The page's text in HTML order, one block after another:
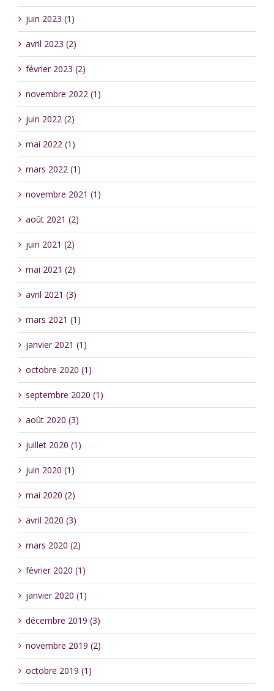
juin 2023 (1)
avril 2023 (2)
février 2023 (2)
novembre 2022 (1)
juin 2022 (2)
mai 2022 (1)
mars 2022 (1)
novembre 2021 (1)
août 2021 (2)
juin 2021 (2)
mai 2021 (2)
avril 2021 (3)
mars 2021 (1)
janvier 2021 (1)
octobre 2020 (1)
septembre 2020 (1)
août 2020 (3)
juillet 2020 (1)
juin 2020 (1)
mai 2020 (2)
avril 2020 (3)
mars 2020 (2)
février 2020 (1)
janvier 2020 (1)
décembre 2019 (3)
novembre 2019 (2)
octobre 2019 (1)